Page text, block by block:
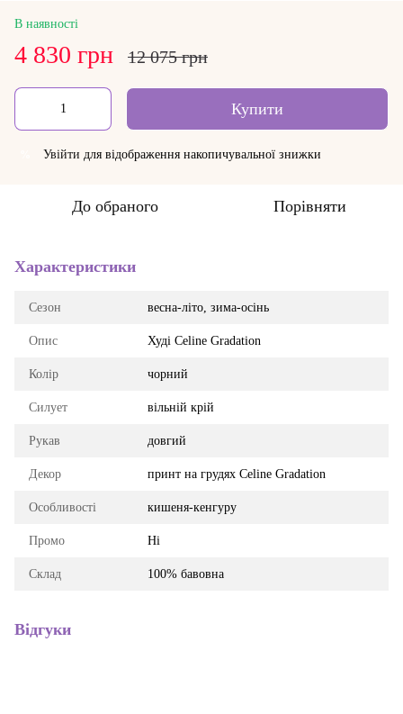
В наявності
4 830 грн 12 075 грн
Купити
Увійти для відображення накопичувальної знижки
До обраного Порівняти
Характеристики
Сезон весна-літо, зима-осінь
Опис Худі Celine Gradation
Колір чорний
Силует вільній крій
Рукав довгий
Декор принт на грудях Celine Gradation
Особливості кишеня-кенгуру
Промо Ні
Склад 100% бавовна
Відгуки